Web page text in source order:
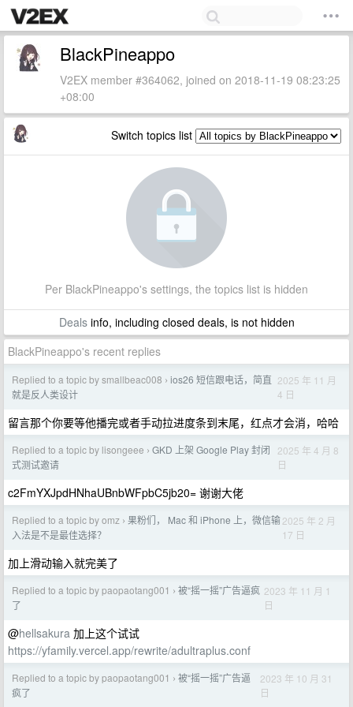
BlackPineappo
V2EX member #364062, joined on 2018-11-19 08:23:25
+08:00
Switch topics list
Per BlackPineappo's settings, the topics list is hidden
Dealsinfo, including closed deals, is not hidden
BlackPineappo's recent replies
Replied to a topic by smallbeac008 › ios26 短信跟电话，简直
就是反人类设计
2025 年 11 月
4 日
留言那个你要等他播完或者手动拉进度条到末尾，红点才会消，哈哈
Replied to a topic by lisongeee › GKD 上架 Google Play 封闭
式测试邀请
2025 年 4 月 8
日
c2FmYXJpdHNhaUBnbWFpbC5jb20= 谢谢大佬
Replied to a topic by omz › 果粉们， Mac 和 iPhone 上，微信输
入法是不是最佳选择？
2025 年 2 月
17 日
加上滑动输入就完美了
Replied to a topic by paopaotang001 › 被“摇一摇”广告逼疯
了
2023 年 11 月 1
日
@hellsakura 加上这个试试
https://yfamily.vercel.app/rewrite/adultraplus.conf
Replied to a topic by paopaotang001 › 被“摇一摇”广告逼
疯了
2023 年 10 月 31
日